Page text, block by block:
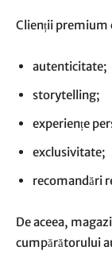
Clienții premium
autenticitate;
storytelling;
experiențe
exclusivitate;
recomandări
De aceea,
cumpărătorului